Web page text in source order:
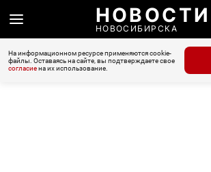
НОВОСТИ
НОВОСИБИРСКА
На информационном ресурсе применяются cookie-
файлы. Оставаясь на сайте, вы подтверждаете свое
согласиена их использование.